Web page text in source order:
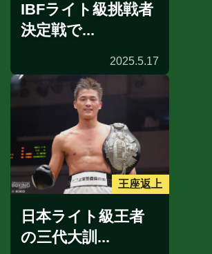
IBFライト級挑戦者
決定戦で...
2025.5.17
王座返上
日本ライト級王者
の三代大訓...